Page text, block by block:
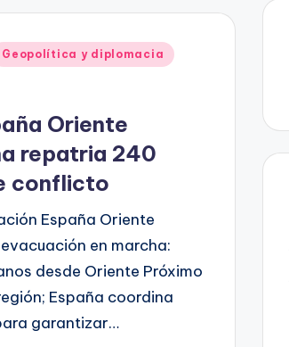
Geopolítica y diplomacia
Oriente
repatria 240
conflicto
España Oriente
en marcha:
desde Oriente Próximo
España coordina
garantizar…